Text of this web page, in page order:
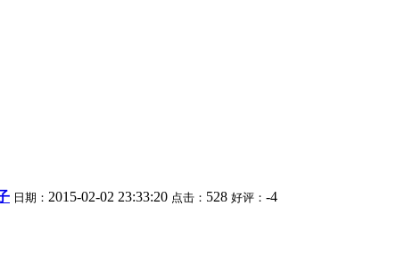
日期： 2015-02-02 23:33:20 点击： 528 好评： -4